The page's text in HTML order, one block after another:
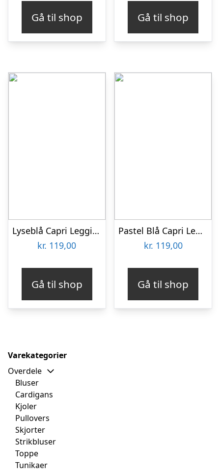
Gå til shop Gå til shop
Lyseblå Capri Leggings – Marine
kr. 119,00
Gå til shop
Pastel Blå Capri Leggings – Powder Blue
kr. 119,00
Gå til shop
Varekategorier
Overdele
Bluser
Cardigans
Kjoler
Pullovers
Skjorter
Strikbluser
Toppe
Tunikaer